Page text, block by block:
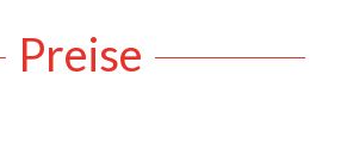
Preise